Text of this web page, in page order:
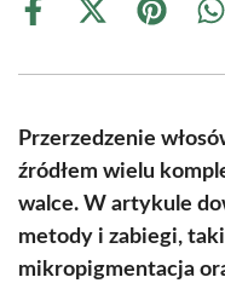
Share
Share
(Twitter)
Share
Przerzedzenie
źródłem wielu
walce. W artykule
metody i zabiegi,
mikropigmentacja